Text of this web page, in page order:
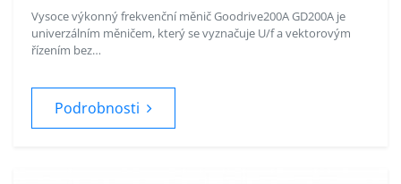
Vysoce výkonný frekvenční měnič Goodrive200A GD200A je
univerzálním měničem, který se vyznačuje U/f a vektorovým
řízením bez…
Podrobnosti